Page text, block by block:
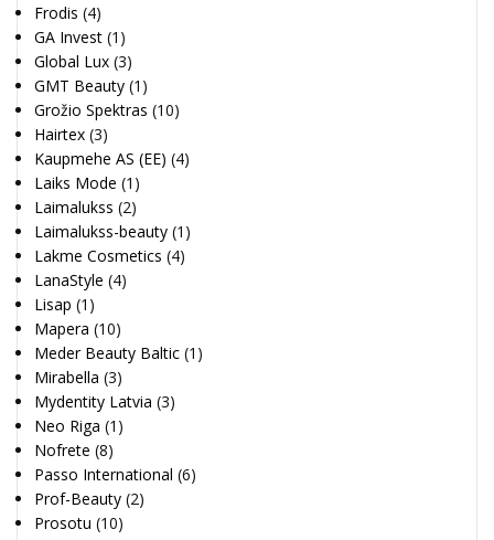
Frodis (4)
GA Invest (1)
Global Lux (3)
GMT Beauty (1)
Grožio Spektras (10)
Hairtex (3)
Kaupmehe AS (EE) (4)
Laiks Mode (1)
Laimalukss (2)
Laimalukss-beauty (1)
Lakme Cosmetics (4)
LanaStyle (4)
Lisap (1)
Mapera (10)
Meder Beauty Baltic (1)
Mirabella (3)
Mydentity Latvia (3)
Neo Riga (1)
Nofrete (8)
Passo International (6)
Prof-Beauty (2)
Prosotu (10)